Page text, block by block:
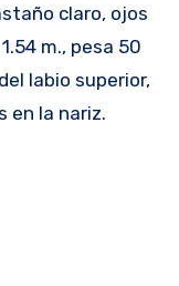
claro, ojos
m., pesa 50
labio superior,
en la nariz.